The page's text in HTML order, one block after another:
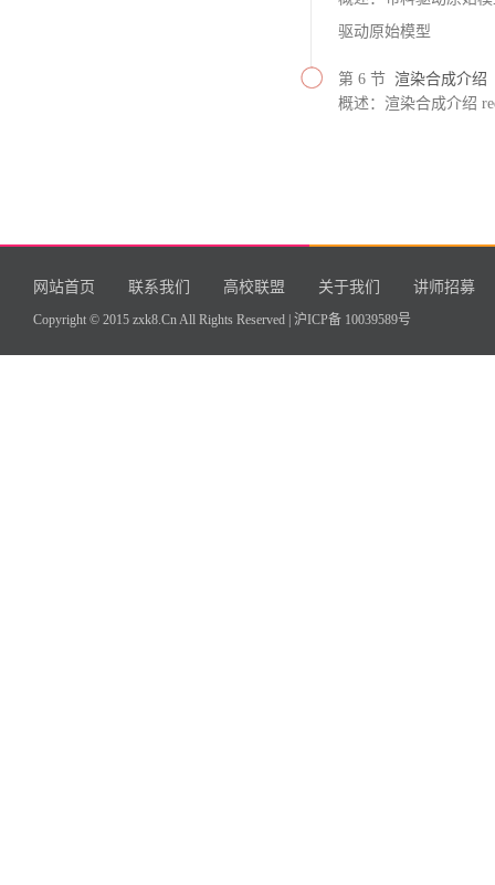
驱动原始模型
第 6 节 渲染合成介绍
概述：渲染合成介绍
网站首页 联系我们 高校联盟 关于我们 讲师招募
Copyright © 2015 zxk8.Cn All Rights Reserved | 沪ICP备 10039589号